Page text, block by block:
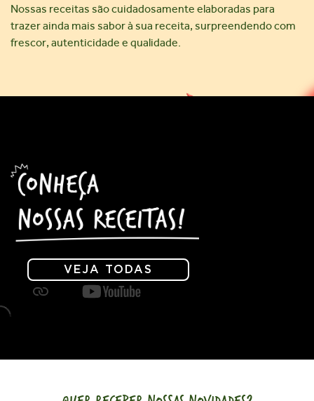
Nossas receitas são cuidadosamente elaboradas para
trazer ainda mais sabor à sua receita, surpreendendo com
frescor, autenticidade e qualidade.
VEJA TODAS